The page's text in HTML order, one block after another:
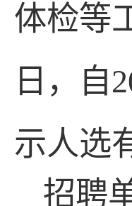
体检等
日，自
示人选
招聘